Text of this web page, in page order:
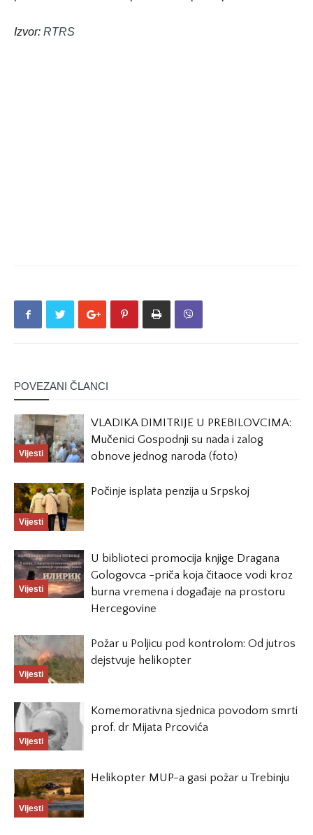
Izvor: RTRS
POVEZANI ČLANCI
Vijesti
VLADIKA DIMITRIJE U PREBILOVCIMA:
Mučenici Gospodnji su nada i zalog
obnove jednog naroda (foto)
Vijesti
Počinje isplata penzija u Srpskoj
Vijesti
U biblioteci promocija knjige Dragana
Gologovca -priča koja čitaoce vodi kroz
burna vremena i događaje na prostoru
Hercegovine
Vijesti
Požar u Poljicu pod kontrolom: Od jutros
dejstvuje helikopter
Vijesti
Komemorativna sjednica povodom smrti
prof. dr Mijata Prcovića
Vijesti
Helikopter MUP-a gasi požar u Trebinju